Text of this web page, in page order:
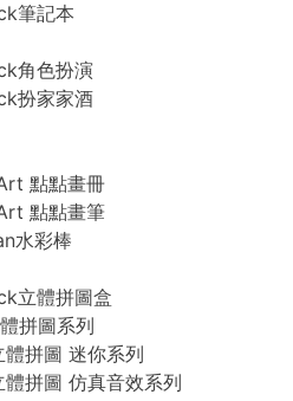
筆記本
角色扮演
扮家家酒
點點畫冊
點點畫筆
水彩棒
立體拼圖盒
拼圖系列
拼圖 迷你系列
拼圖 仿真音效系列